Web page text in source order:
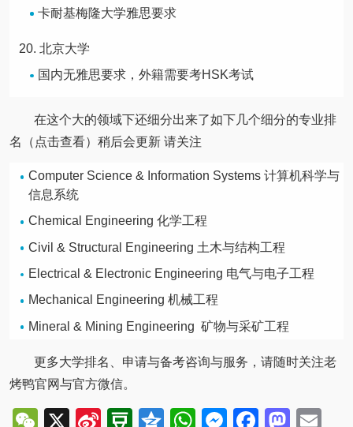
卡耐基梅隆大学雅思要求
北京大学
国内无雅思要求，外籍需要考HSK考试
在这个大的领域下还细分出来了如下几个细分的专业排
名（点击查看）稍后会更新 请关注
Computer Science & Information Systems 计算机科学与
信息系统
Chemical Engineering 化学工程
Civil & Structural Engineering 土木与结构工程
Electrical & Electronic Engineering 电气与电子工程
Mechanical Engineering 机械工程
Mineral & Mining Engineering 矿物与采矿工程
更多大学排名、申请与备考咨询与服务，请随时关注老
烤鸭官网与官方微信。
WeChat
X
SinaDouban
QzoneWhatsApp
Messenger